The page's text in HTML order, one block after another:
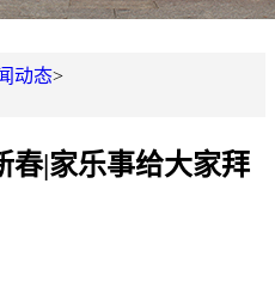
动态>
春|家乐事给大家拜